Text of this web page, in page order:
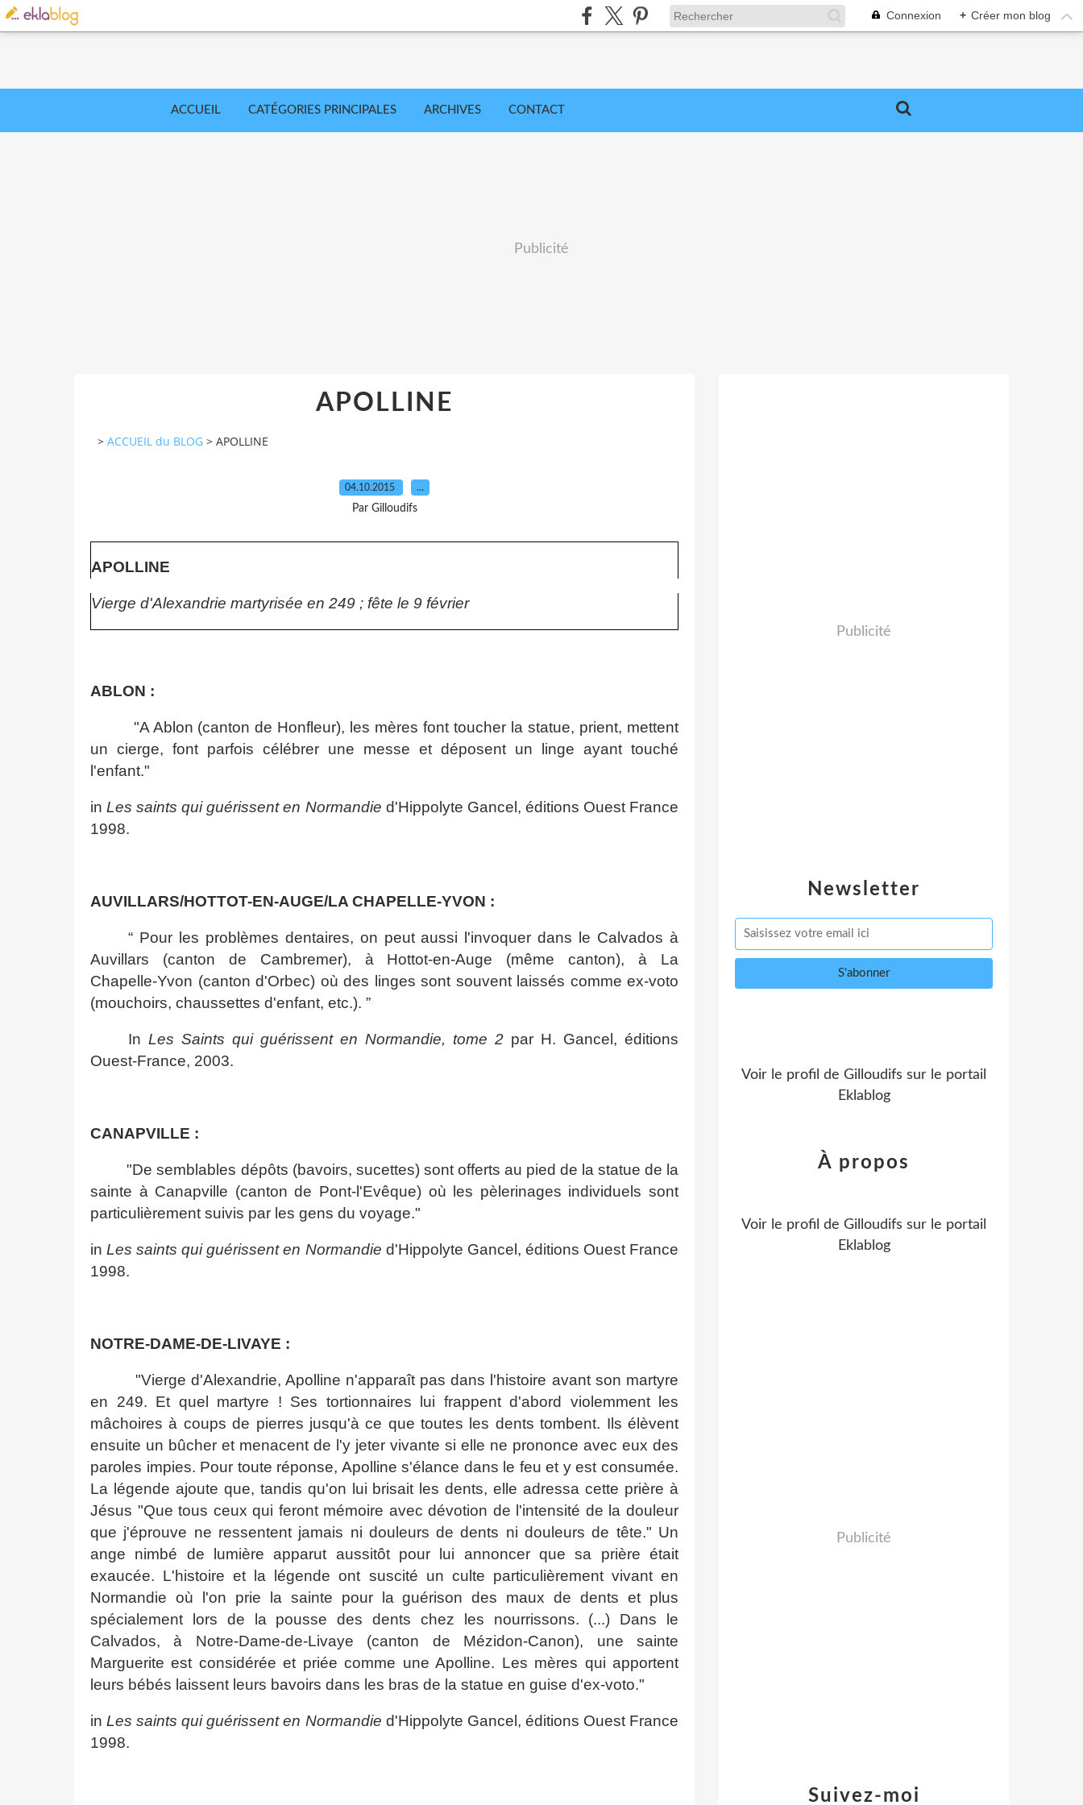
Connexion + Créer mon blog
ACCUEIL CATÉGORIES PRINCIPALES ARCHIVES CONTACT
Publicité
APOLLINE
> ACCUEIL du BLOG > APOLLINE
04.10.2015 …
Par Gilloudifs
APOLLINE
Vierge d'Alexandrie martyrisée en 249 ; fête le 9 février
ABLON :
"A Ablon (canton de Honfleur), les mères font toucher la statue, prient, mettent
un cierge, font parfois célébrer une messe et déposent un linge ayant touché
l'enfant."
inLes saints qui guérissent en Normandie d'Hippolyte Gancel, éditions Ouest France
1998.
AUVILLARS/HOTTOT-EN-AUGE/LA CHAPELLE-YVON :
“ Pour les problèmes dentaires, on peut aussi l'invoquer dans le Calvados à
Auvillars (canton de Cambremer), à Hottot‑en‑Auge (même canton), à La
Chapelle‑Yvon (canton d'Orbec) où des linges sont souvent laissés comme ex‑voto
(mouchoirs, chaussettes d'enfant, etc.). ”
InLes Saints qui guérissent en Normandie, tome 2 par H. Gancel, éditions
Ouest-France, 2003.
CANAPVILLE :
"De semblables dépôts (bavoirs, sucettes) sont offerts au pied de la statue de la
sainte à Canapville (canton de Pont-l'Evêque) où les pèlerinages individuels sont
particulièrement suivis par les gens du voyage."
inLes saints qui guérissent en Normandie d'Hippolyte Gancel, éditions Ouest France
1998.
NOTRE-DAME-DE-LIVAYE :
"Vierge d'Alexandrie, Apolline n'apparaît pas dans l'histoire avant son martyre
en 249. Et quel martyre ! Ses tortionnaires lui frappent d'abord violemment les
mâchoires à coups de pierres jusqu'à ce que toutes les dents tombent. Ils élèvent
ensuite un bûcher et menacent de l'y jeter vivante si elle ne prononce avec eux des
paroles impies. Pour toute réponse, Apolline s'élance dans le feu et y est consumée.
La légende ajoute que, tandis qu'on lui brisait les dents, elle adressa cette prière à
Jésus "Que tous ceux qui feront mémoire avec dévotion de l'intensité de la douleur
que j'éprouve ne ressentent jamais ni douleurs de dents ni douleurs de tête." Un
ange nimbé de lumière apparut aussitôt pour lui annoncer que sa prière était
exaucée. L'histoire et la légende ont suscité un culte particulièrement vivant en
Normandie où l'on prie la sainte pour la guérison des maux de dents et plus
spécialement lors de la pousse des dents chez les nourrissons. (...) Dans le
Calvados, à Notre-Dame-de-Livaye (canton de Mézidon-Canon), une sainte
Marguerite est considérée et priée comme une Apolline. Les mères qui apportent
leurs bébés laissent leurs bavoirs dans les bras de la statue en guise d'ex-voto."
inLes saints qui guérissent en Normandie d'Hippolyte Gancel, éditions Ouest France
1998.
Newsletter
Publicité
Voir le profil de Gilloudifs sur le portail
Eklablog
Suivez-moi
À propos
Voir le profil de Gilloudifs sur le portail
Eklablog
Publicité